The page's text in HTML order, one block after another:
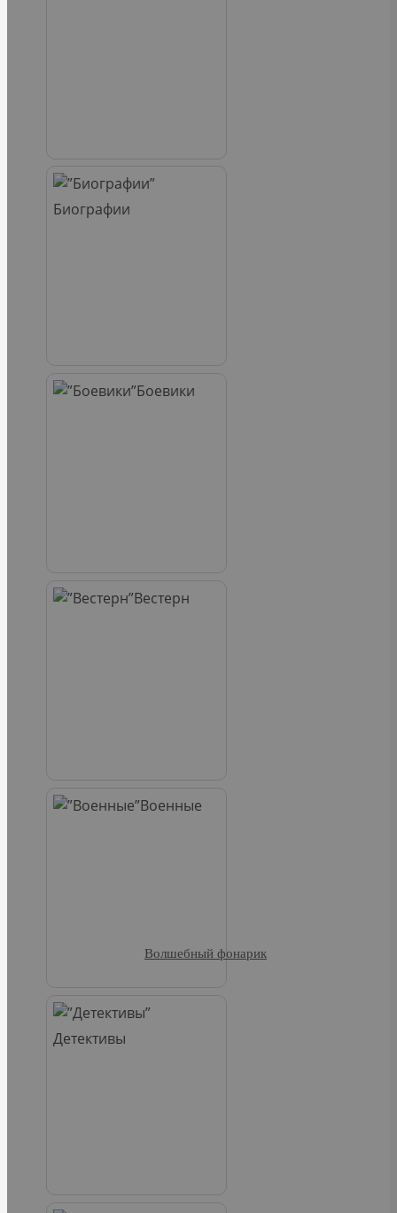
Биографии
Боевики
Вестерн
Военные
Детективы
Волшебный фонарик